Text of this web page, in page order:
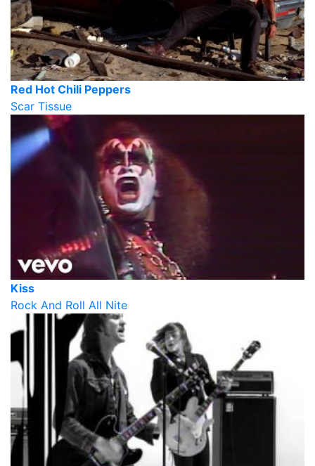
Red Hot Chili Peppers
Scar Tissue
Kiss
Rock And Roll All Nite